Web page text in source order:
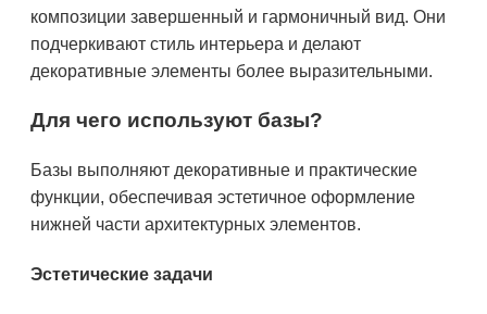
композиции завершенный и гармоничный вид. Они
подчеркивают стиль интерьера и делают
декоративные элементы более выразительными.
Для чего используют базы?
Базы выполняют декоративные и практические
функции, обеспечивая эстетичное оформление
нижней части архитектурных элементов.
Эстетические задачи